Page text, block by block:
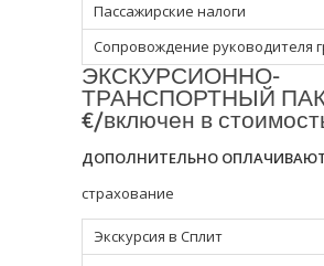
Пассажирские налоги
Сопровождение руководителя
ЭКСКУРСИОННО-
ТРАНСПОРТНЫЙ
€/включен в
ДОПОЛНИТЕЛЬНО
страхование
Экскурсия в Сплит